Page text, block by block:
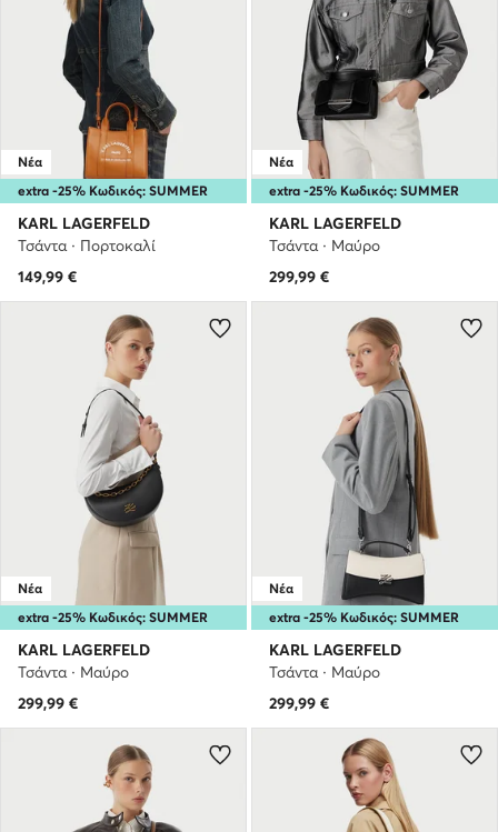
extra -25% Κωδικός: SUMMER
Νέα
KARL LAGERFELD
Τσάντα · Πορτοκαλί
149,99 €
extra -25% Κωδικός: SUMMER
Νέα
KARL LAGERFELD
Τσάντα · Μαύρο
299,99 €
extra -25% Κωδικός: SUMMER
Νέα
KARL LAGERFELD
Τσάντα · Μαύρο
299,99 €
extra -25% Κωδικός: SUMMER
Νέα
KARL LAGERFELD
Τσάντα · Μαύρο
299,99 €